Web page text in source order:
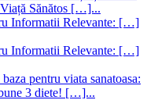
Sănătos […]...
Informatii Relevante: […]
Informatii Relevante: […]
pentru viata sanatoasa:
3 diete! […]...